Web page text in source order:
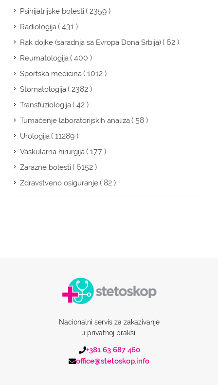
Psihijatrijske bolesti( 2359 )
Radiologija( 431 )
Rak dojke (saradnja sa Evropa Dona Srbija)( 62 )
Reumatologija( 400 )
Sportska medicina( 1012 )
Stomatologija( 2382 )
Transfuziologija( 42 )
Tumačenje laboratorijskih analiza( 58 )
Urologija( 11289 )
Vaskularna hirurgija( 177 )
Zarazne bolesti( 6152 )
Zdravstveno osiguranje( 82 )
Nacionalni servis za zakazivanje
u privatnoj praksi.
+381 63 687 460
office@stetoskop.info